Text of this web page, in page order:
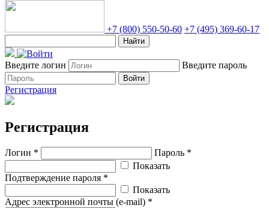
+7 (800) 550-50-60 +7 (495) 369-60-17
Найти
Введите логин Введите пароль
Войти
Регистрация
Регистрация
Логин *
Пароль *
Показать
Подтверждение пароля *
Показать
Адрес электронной почты (e-mail) *